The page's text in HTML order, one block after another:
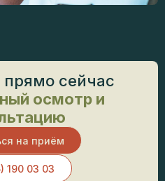
сейчас
осмотр и
на приём
190 03 03